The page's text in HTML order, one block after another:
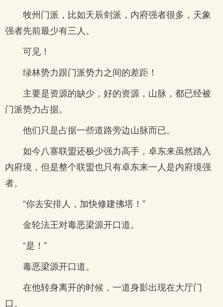
牧州门派，比如天辰剑派，内府强者很多，天象
强者先前最少有三人。
可见！
绿林势力跟门派势力之间的差距！
主要是资源的缺少，好的资源，山脉，都已经被
门派势力占据。
他们只是占据一些道路旁边山脉而已。
如今八寨联盟还极少强力高手，卓东来虽然踏入
内府境，但是整个联盟也只有卓东来一人是内府境强
者。
“你去安排人，加快修建佛塔！”
金轮法王对毒恶梁源开口道。
“是！”
毒恶梁源开口道。
在他转身离开的时候，一道身影出现在大厅门
口。